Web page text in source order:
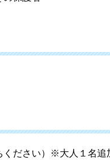
ください）※大人１名追